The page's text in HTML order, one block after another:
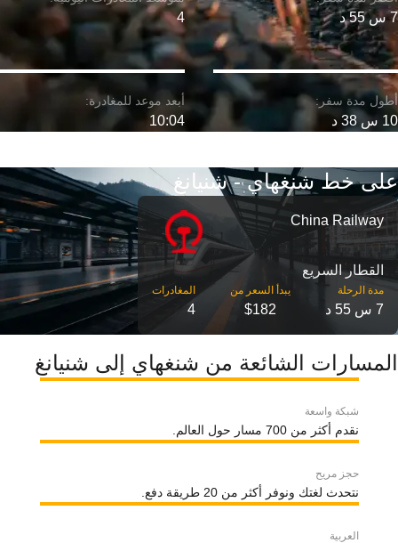
7 س 55 د
10 س 38 د
4
10:04
على خط شنغهاي - شنيانغ
China Railway
القطار السريع
مدة الرحلة
7 س 55 د $182
4
المسارات الشائعة من شنغهاي إلى شنيانغ
شبكة واسعة
نقدم أكثر من 700 مسار حول العالم.
حجز مريح
نتحدث لغتك ونوفر أكثر من 20 طريقة دفع.
العربية